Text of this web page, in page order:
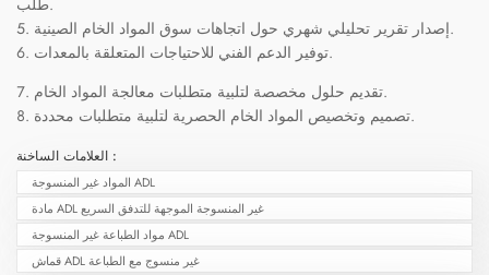
طلب.
إصدار تقرير تحليلي شهري حول اتجاهات سوق المواد الخام الصينية.
توفير الدعم الفني للاحتياجات المتعلقة بالمعدات.
تقديم حلول مخصصة لتلبية متطلبات معالجة المواد الخام.
تصميم وتخصيص المواد الخام الحصرية لتلبية متطلبات محددة.
العلامات الساخنة :
المواد غير المنسوجة ADL
مادة ADL غير المنسوجة الموجهة للتدفق السريع
مواد الطباعة غير المنسوجة ADL
قماش ADL غير منسوج مع الطباعة